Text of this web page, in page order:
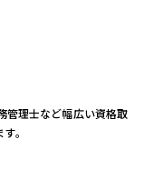
管理士など幅広い資格取
。